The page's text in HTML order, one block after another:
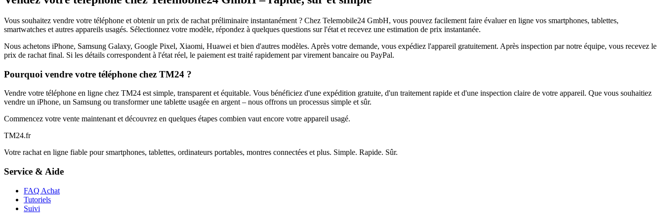
Vous souhaitez vendre votre téléphone et obtenir un prix de rachat préliminaire instantanément ? Chez Telemobile24 GmbH, vous pouvez facilement faire évaluer en ligne vos smartphones, tablettes,
smartwatches et autres appareils usagés. Sélectionnez votre modèle, répondez à quelques questions sur l'état et recevez une estimation de prix instantanée.
Nous achetons iPhone, Samsung Galaxy, Google Pixel, Xiaomi, Huawei et bien d'autres modèles. Après votre demande, vous expédiez l'appareil gratuitement. Après inspection par notre équipe, vous recevez le
prix de rachat final. Si les détails correspondent à l'état réel, le paiement est traité rapidement par virement bancaire ou PayPal.
Pourquoi vendre votre téléphone chez TM24 ?
Vendre votre téléphone en ligne chez TM24 est simple, transparent et équitable. Vous bénéficiez d'une expédition gratuite, d'un traitement rapide et d'une inspection claire de votre appareil. Que vous souhaitiez
vendre un iPhone, un Samsung ou transformer une tablette usagée en argent – nous offrons un processus simple et sûr.
Commencez votre vente maintenant et découvrez en quelques étapes combien vaut encore votre appareil usagé.
TM24.fr
Votre rachat en ligne fiable pour smartphones, tablettes, ordinateurs portables, montres connectées et plus. Simple. Rapide. Sûr.
Service & Aide
FAQ Achat
Tutoriels
Suivi